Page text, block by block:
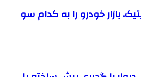
بازار خودرو را به کدام سو